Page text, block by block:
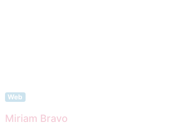
Web
Miriam Bravo